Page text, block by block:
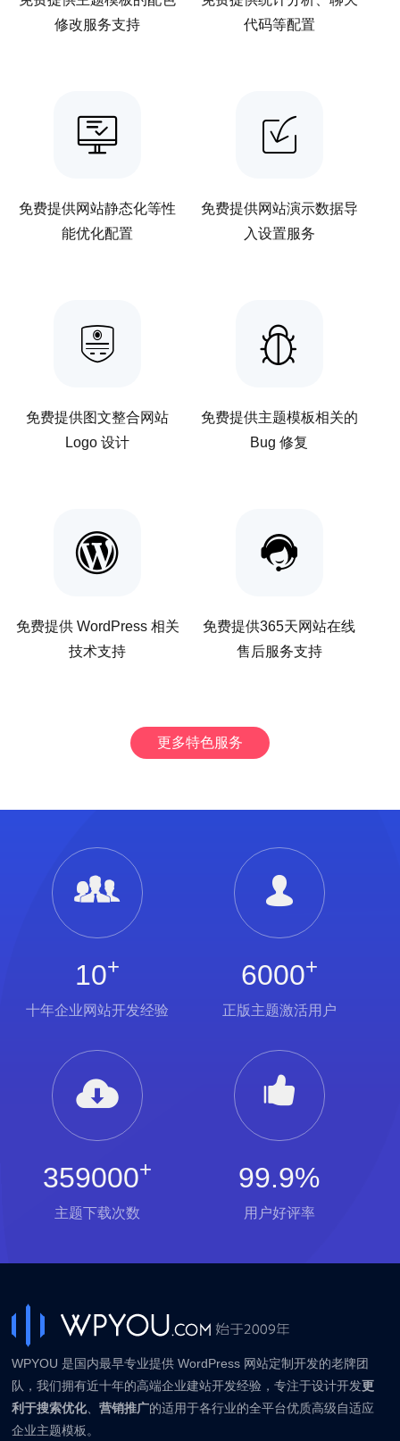
修改服务支持
代码等配置
免费提供网站静态化等性
能优化配置
免费提供网站演示数据导
入设置服务
免费提供图文整合网站
Logo 设计
免费提供主题模板相关的
Bug 修复
免费提供 WordPress 相关
技术支持
免费提供365天网站在线
售后服务支持
更多特色服务
10+
十年企业网站开发经验
6000+
正版主题激活用户
359000+
主题下载次数
99.9%
用户好评率
WPYOU 是国内最早专业提供 WordPress 网站定制开发的老牌团
队，我们拥有近十年的高端企业建站开发经验，专注于设计开发更
利于搜索优化、营销推广的适用于各行业的全平台优质高级自适应
企业主题模板。